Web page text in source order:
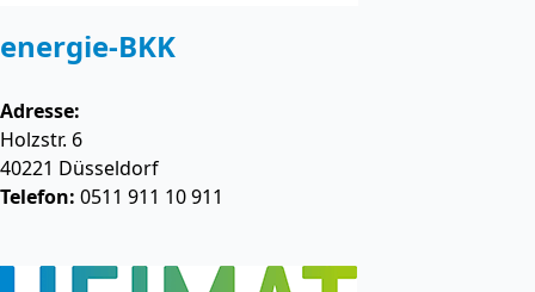
energie-BKK
Adresse:
Holzstr. 6
40221 Düsseldorf
Telefon: 0511 911 10 911